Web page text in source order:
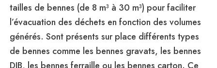
tailles de bennes (de 8 m³ à 30 m³) pour faciliter
l’évacuation des déchets en fonction des volumes
générés. Sont présents sur place différents types
de bennes comme les bennes gravats, les bennes